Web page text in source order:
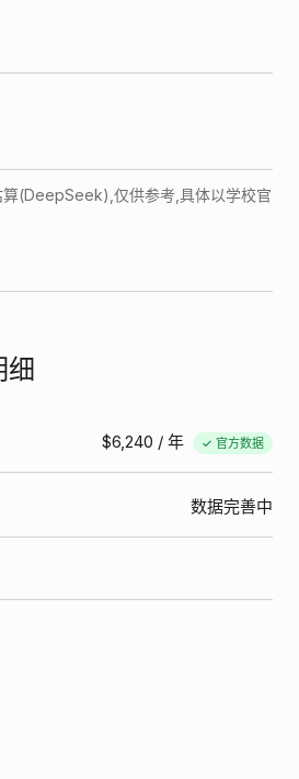
算(DeepSeek),仅供参考,具体以学校官
细
$6,240 / 年 ✓ 官方数据
数据完善中